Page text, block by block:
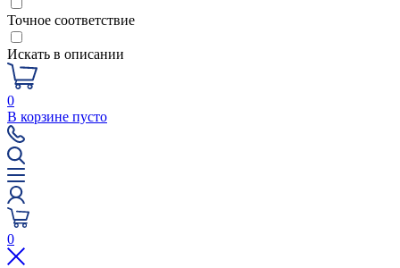
Точное соответствие
Искать в описании
0
В корзине пусто
0